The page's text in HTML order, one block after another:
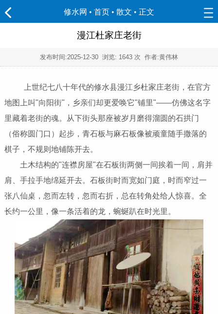
修水网 • 首页 • 散文 • 正文
漫江杜家庄老街
发布时间:2025-12-30 浏览: 1643 次 作者:黄伟林
上世纪七八十年代的修水县漫江乡杜家庄老街，在官方
地图上叫"向阳街"，乡亲们却更爱唤它"铺里"——仿佛这名字
里藏着老街的魂。从下街头那座被岁月磨得溜圆的石拱门
（俗称圆门口）起步，青石板与麻石板像被顽童随手撒落的
棋子，不规则地铺陈开去。
土木结构的"连襟房屋"在石板街两侧一间挨着一间，肩并
肩、手拉手地绵延开去。石板街时而宽如门庭，时而窄过一
张八仙桌，忽而左转，忽而右折，总在转角处给人惊喜。全
长约一公里，像一条活着的龙，蜿蜒趴在时光里。